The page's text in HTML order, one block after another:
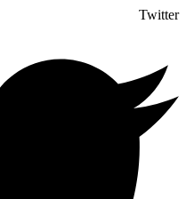
Twitter